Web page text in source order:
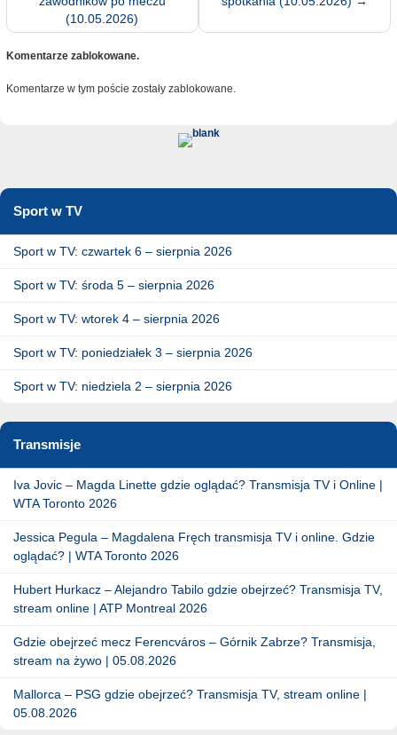
(10.05.2026)
Komentarze zablokowane.
Komentarze w tym poście zostały zablokowane.
Sport w TV
Sport w TV: czwartek 6 – sierpnia 2026
Sport w TV: środa 5 – sierpnia 2026
Sport w TV: wtorek 4 – sierpnia 2026
Sport w TV: poniedziałek 3 – sierpnia 2026
Sport w TV: niedziela 2 – sierpnia 2026
Transmisje
Iva Jovic – Magda Linette gdzie oglądać? Transmisja TV i Online |
WTA Toronto 2026
Jessica Pegula – Magdalena Fręch transmisja TV i online. Gdzie
oglądać? | WTA Toronto 2026
Hubert Hurkacz – Alejandro Tabilo gdzie obejrzeć? Transmisja TV,
stream online | ATP Montreal 2026
Gdzie obejrzeć mecz Ferencváros – Górnik Zabrze? Transmisja,
stream na żywo | 05.08.2026
Mallorca – PSG gdzie obejrzeć? Transmisja TV, stream online |
05.08.2026